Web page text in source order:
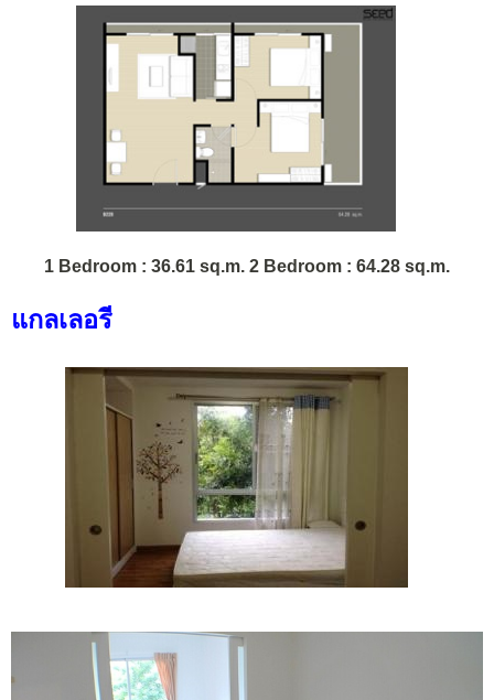
1 Bedroom : 36.61 sq.m. 2 Bedroom : 64.28 sq.m.
แกลเลอรี